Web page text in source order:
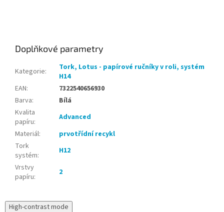
Doplňkové parametry
Kategorie:
Tork, Lotus - papírové ručníky v roli, systém
H14
EAN:
7322540656930
Barva:
Bílá
Kvalita
papíru:
Advanced
Materiál:
prvotřídní recykl
Tork
systém:
H12
Vrstvy
papíru: 2
High-contrast mode